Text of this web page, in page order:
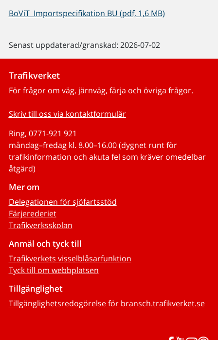
BoViT Importspecifikation BU (pdf, 1,6 MB)
Senast uppdaterad/granskad: 2026-07-02
Trafikverket
För frågor om väg, järnväg, färja och övriga frågor.
Skriv till oss via kontaktformulär
Ring, 0771-921 921
måndag–fredag kl. 8.00–16.00 (dygnet runt för
trafikinformation och akuta fel som kräver omedelbar
åtgärd)
Mer om
Delegationen för sjöfartsstöd
Färjerederiet
Trafikverksskolan
Anmäl och tyck till
Trafikverkets visselblåsarfunktion
Tyck till om webbplatsen
Tillgänglighet
Tillgänglighetsredogörelse för bransch.trafikverket.se